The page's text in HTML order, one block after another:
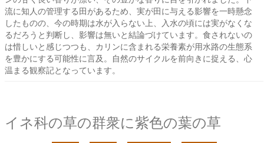
流に知人の管理する田があるため、実が田に与える影響を一時懸念
したものの、今の時期は水が入らない上、入水の頃には実がなくな
るだろうと判断し、影響は無いと結論づけています。食されないの
は惜しいと感じつつも、カリンに含まれる栄養素が用水路の生態系
を豊かにする可能性に言及。自然のサイクルを前向きに捉える、心
温まる観察記となっています。
イネ科の草の群衆に紫色の葉の草